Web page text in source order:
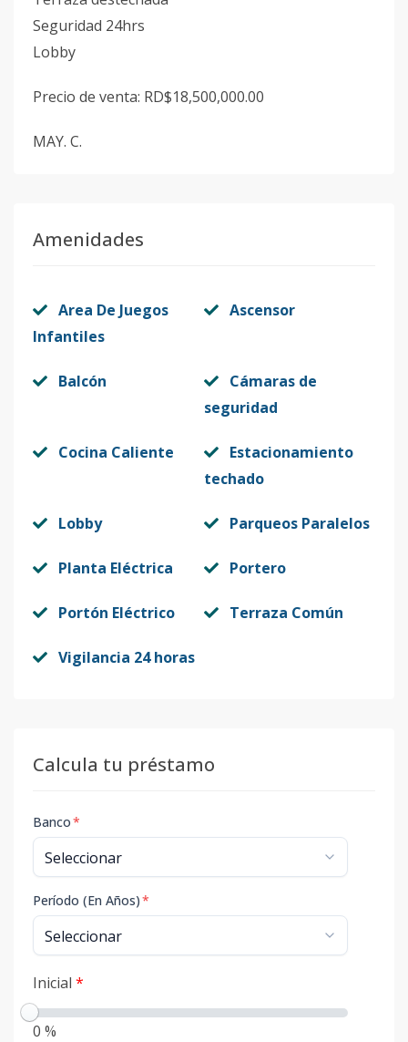
Seguridad 24hrs
Lobby
Precio de venta: RD$18,500,000.00
MAY. C.
Amenidades
Area De Juegos
Infantiles
Ascensor
Balcón
Cámaras de
seguridad
Cocina Caliente
Estacionamiento
techado
Lobby Parqueos Paralelos
Planta Eléctrica Portero
Portón Eléctrico Terraza Común
Vigilancia 24 horas
Calcula tu préstamo
Banco*
Período (En Años)*
Inicial *
0 %